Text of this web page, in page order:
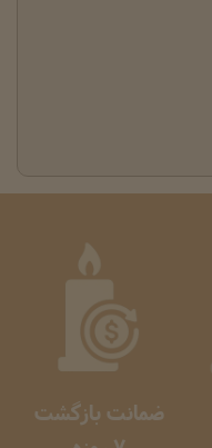
ضمانت بازگشت